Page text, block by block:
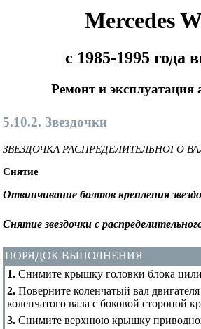
Mercedes
с 1985-1995 года
Ремонт и эксплуатация
5.10.2. Звездочки
ЗВЕЗДОЧКА РАСПРЕДЕЛИТЕЛЬНОГО
Снятие
Отвинчивание болтов крепления
Снятие звездочки с
ПОРЯДОК ВЫПОЛНЕНИЯ
1. Снимите крышку головки блока
2. Поверните коленчатый вал
коленчатого вала с боковой стороной
3. Снимите верхнюю крышку